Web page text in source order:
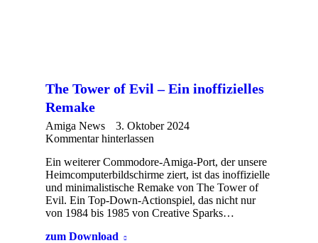
The Tower of Evil – Ein inoffizielles
Remake
Amiga News
3. Oktober 2024
Kommentar hinterlassen
Ein weiterer Commodore-Amiga-Port, der unsere
Heimcomputerbildschirme ziert, ist das inoffizielle
und minimalistische Remake von The Tower of
Evil. Ein Top-Down-Actionspiel, das nicht nur
von 1984 bis 1985 von Creative Sparks…
zum Download